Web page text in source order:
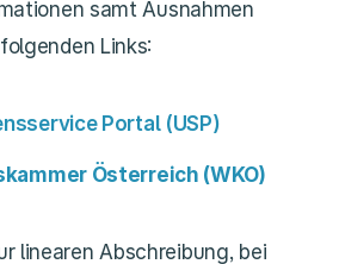
samt Ausnahmen
Links:
Portal (USP)
Österreich (WKO)
linearen Abschreibung, bei